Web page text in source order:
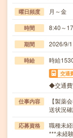
曜日頻度 月～金
時間 8:40～
期間 2026/9/
時給 時給
交通
◆交通費
仕事内容
【製薬
送状況
応募資格
職種未
***未経